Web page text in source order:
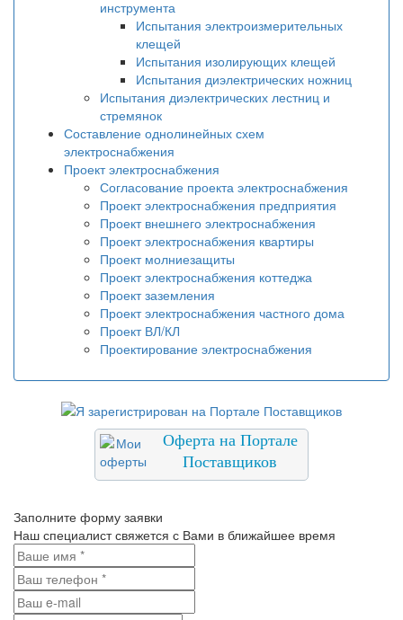
инструмента
Испытания электроизмерительных
клещей
Испытания изолирующих клещей
Испытания диэлектрических ножниц
Испытания диэлектрических лестниц и
стремянок
Составление однолинейных схем
электроснабжения
Проект электроснабжения
Согласование проекта электроснабжения
Проект электроснабжения предприятия
Проект внешнего электроснабжения
Проект электроснабжения квартиры
Проект молниезащиты
Проект электроснабжения коттеджа
Проект заземления
Проект электроснабжения частного дома
Проект ВЛ/КЛ
Проектирование электроснабжения
Оферта на Портале
Поставщиков
Заполните форму заявки
Наш специалист свяжется с Вами в ближайшее время